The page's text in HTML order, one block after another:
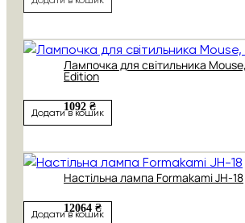
Лампочка для світильника
Edition
1092 ₴
Додати в кошик
Настільна лампа Formakami JH-18
12064 ₴
Додати в кошик